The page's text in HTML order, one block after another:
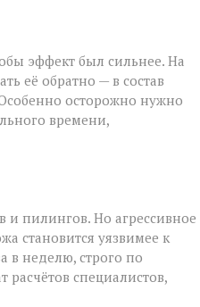
эффект был сильнее. На
её обратно — в состав
осторожно нужно
времени,
и пилингов. Но агрессивное
становится уязвимее к
неделю, строго по
расчётов специалистов,